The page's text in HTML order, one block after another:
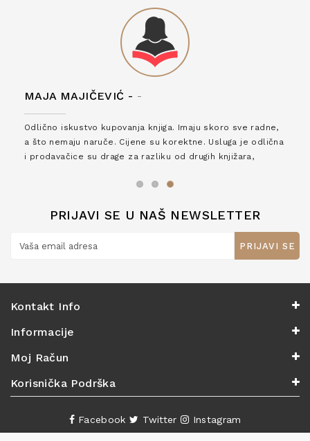
MAJA MAJIČEVIĆ - -
Odlično iskustvo kupovanja knjiga. Imaju skoro sve radne,
a što nemaju naruče. Cijene su korektne. Usluga je odlična
i prodavačice su drage za razliku od drugih knjižara,
PRIJAVI SE U NAŠ NEWSLETTER
PRIJAVI SE
Kontakt Info
Informacije
Moj Račun
Korisnička Podrška
Facebook Twitter Instagram